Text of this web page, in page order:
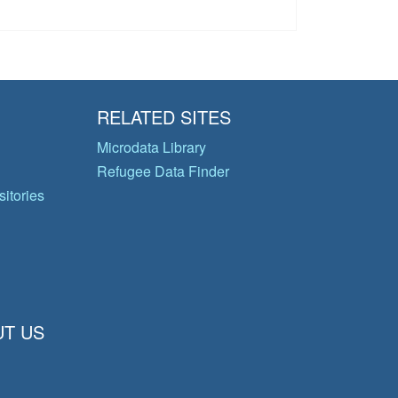
RELATED SITES
Microdata Library
Refugee Data Finder
US